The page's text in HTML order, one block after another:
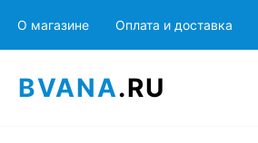
О магазине Оплата и доставка
BVANA.RU